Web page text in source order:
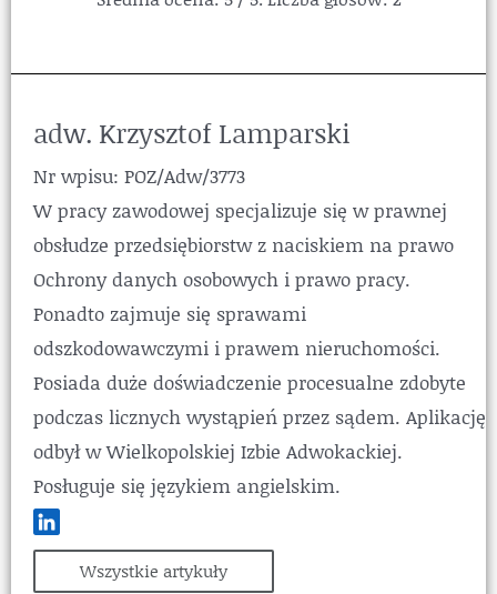
adw. Krzysztof Lamparski
Nr wpisu: POZ/Adw/3773
W pracy zawodowej specjalizuje się w prawnej
obsłudze przedsiębiorstw z naciskiem na prawo
Ochrony danych osobowych i prawo pracy.
Ponadto zajmuje się sprawami
odszkodowawczymi i prawem nieruchomości.
Posiada duże doświadczenie procesualne zdobyte
podczas licznych wystąpień przez sądem. Aplikację
odbył w Wielkopolskiej Izbie Adwokackiej.
Posługuje się językiem angielskim.
Wszystkie artykuły